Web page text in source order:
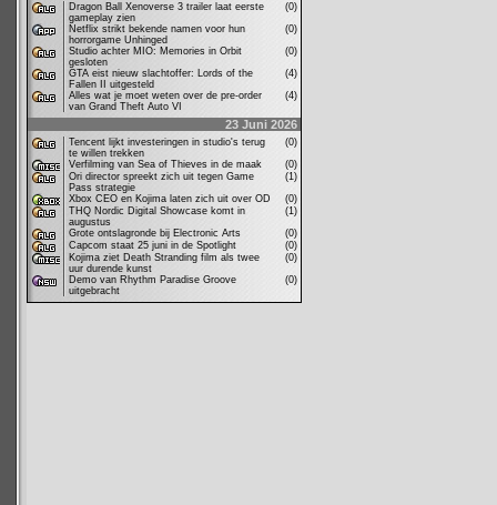
Dragon Ball Xenoverse 3 trailer laat eerste
gameplay zien
(0)
Netflix strikt bekende namen voor hun
horrorgame Unhinged
(0)
Studio achter MIO: Memories in Orbit
gesloten
(0)
GTA eist nieuw slachtoffer: Lords of the
Fallen II uitgesteld
(4)
Alles wat je moet weten over de pre-order
van Grand Theft Auto VI
(4)
23 Juni 2026
Tencent lijkt investeringen in studio's terug
te willen trekken
(0)
Verfilming van Sea of Thieves in de maak
(0)
Ori director spreekt zich uit tegen Game
Pass strategie
(1)
Xbox CEO en Kojima laten zich uit over OD
(0)
THQ Nordic Digital Showcase komt in
augustus
(1)
Grote ontslagronde bij Electronic Arts
(0)
Capcom staat 25 juni in de Spotlight
(0)
Kojima ziet Death Stranding film als twee
uur durende kunst
(0)
Demo van Rhythm Paradise Groove
uitgebracht
(0)